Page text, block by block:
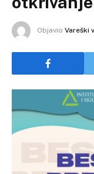
Objavio Vareški